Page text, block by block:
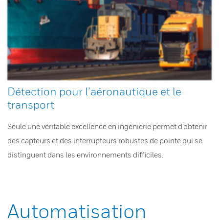
Détection pour l’aéronautique et le
transport
Seule une véritable excellence en ingénierie permet d’obtenir
des capteurs et des interrupteurs robustes de pointe qui se
distinguent dans les environnements difficiles.
Automatisation